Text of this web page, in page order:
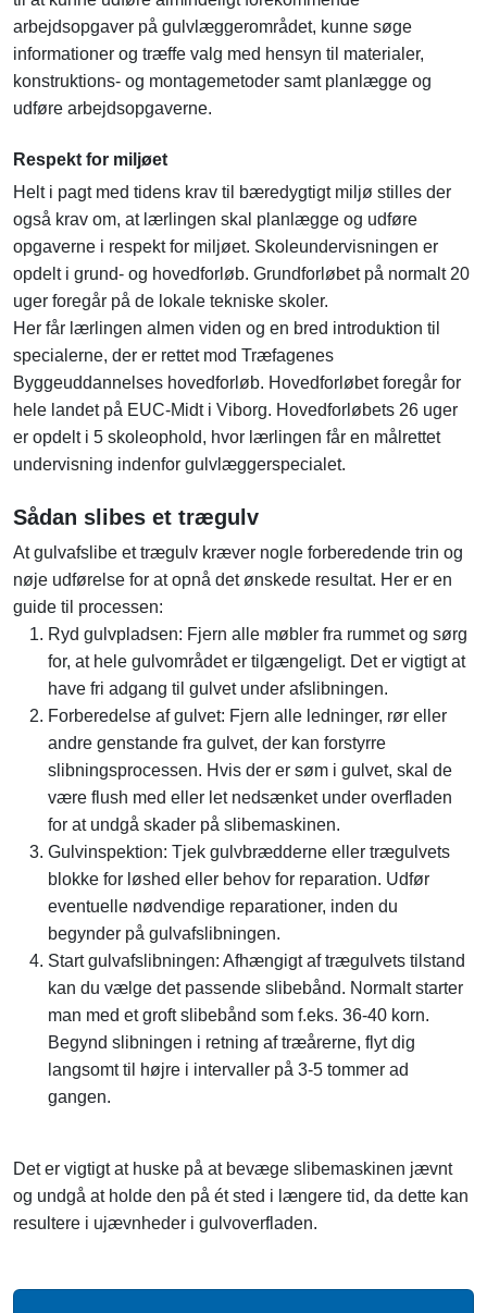
arbejdsopgaver på gulvlæggerområdet, kunne søge
informationer og træffe valg med hensyn til materialer,
konstruktions- og montagemetoder samt planlægge og
udføre arbejdsopgaverne.
Respekt for miljøet
Helt i pagt med tidens krav til bæredygtigt miljø stilles der
også krav om, at lærlingen skal planlægge og udføre
opgaverne i respekt for miljøet. Skoleundervisningen er
opdelt i grund- og hovedforløb. Grundforløbet på normalt 20
uger foregår på de lokale tekniske skoler.
Her får lærlingen almen viden og en bred introduktion til
specialerne, der er rettet mod Træfagenes
Byggeuddannelses hovedforløb. Hovedforløbet foregår for
hele landet på EUC-Midt i Viborg. Hovedforløbets 26 uger
er opdelt i 5 skoleophold, hvor lærlingen får en målrettet
undervisning indenfor gulvlæggerspecialet.
Sådan slibes et trægulv
At gulvafslibe et trægulv kræver nogle forberedende trin og
nøje udførelse for at opnå det ønskede resultat. Her er en
guide til processen:
Ryd gulvpladsen: Fjern alle møbler fra rummet og sørg
for, at hele gulvområdet er tilgængeligt. Det er vigtigt at
have fri adgang til gulvet under afslibningen.
Forberedelse af gulvet: Fjern alle ledninger, rør eller
andre genstande fra gulvet, der kan forstyrre
slibningsprocessen. Hvis der er søm i gulvet, skal de
være flush med eller let nedsænket under overfladen
for at undgå skader på slibemaskinen.
Gulvinspektion: Tjek gulvbrædderne eller trægulvets
blokke for løshed eller behov for reparation. Udfør
eventuelle nødvendige reparationer, inden du
begynder på gulvafslibningen.
Start gulvafslibningen: Afhængigt af trægulvets tilstand
kan du vælge det passende slibebånd. Normalt starter
man med et groft slibebånd som f.eks. 36-40 korn.
Begynd slibningen i retning af træårerne, flyt dig
langsomt til højre i intervaller på 3-5 tommer ad
gangen.
Det er vigtigt at huske på at bevæge slibemaskinen jævnt
og undgå at holde den på ét sted i længere tid, da dette kan
resultere i ujævnheder i gulvoverfladen.